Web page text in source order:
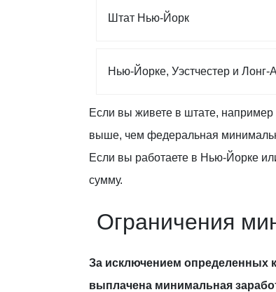
Штат Нью-Йорк
Нью-Йорке, Уэстчестер и Лонг-
Если вы живете в штате,
выше, чем федеральная
Если вы работаете в Нью-Йорке
сумму.
Ограничения
За исключением определенных
выплачена минимальная